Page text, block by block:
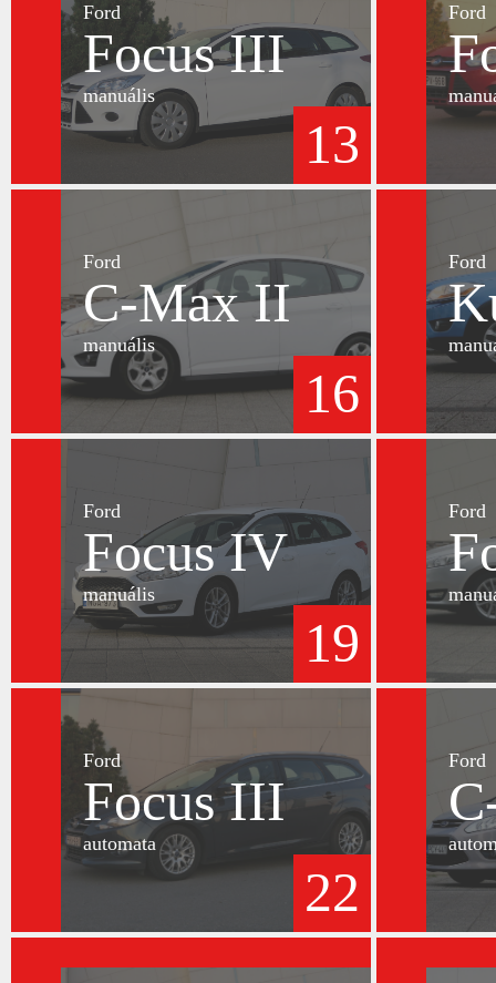
Ford
Focus III
manuális
13
Ford
Ford
C-Max II
manuális
16
Ford
Ford
Focus IV
manuális
19
Ford
Ford
Focus III
automata
22
Ford